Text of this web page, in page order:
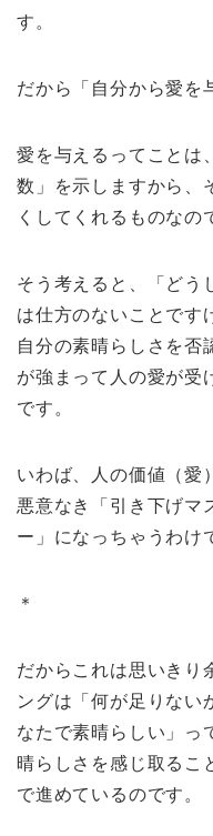
す。
だから「自分から愛を
愛を与えるってことは
数」を示しますから、
くしてくれるものなの
そう考えると、「どう
は仕方のないことです
自分の素晴らしさを否
が強まって人の愛が受
です。
いわば、人の価値（愛
悪意なき「引き下げマ
ー」になっちゃうわけ
＊
だからこれは思いきり
ングは「何が足りない
なたで素晴らしい」っ
晴らしさを感じ取るこ
で進めているのです。